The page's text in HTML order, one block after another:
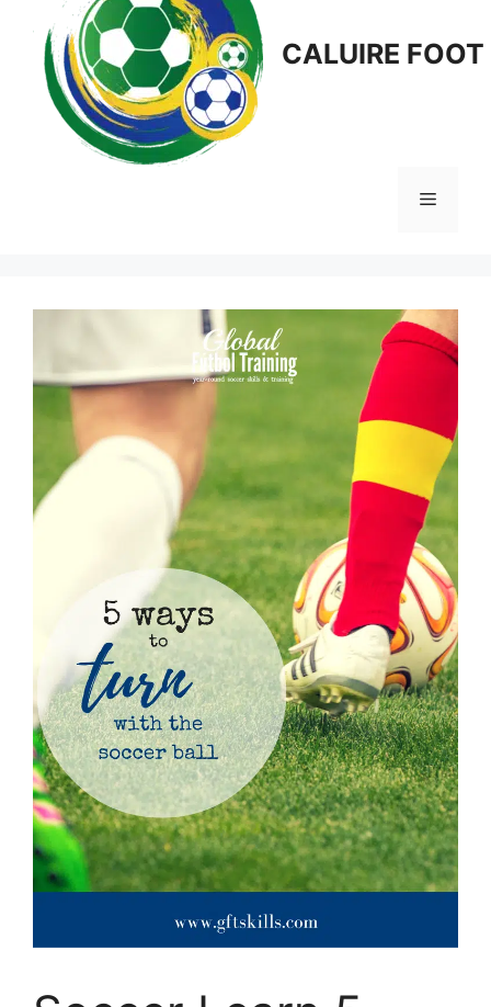
CALUIRE FOOT
Menu